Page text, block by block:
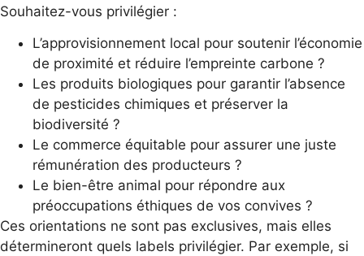
Souhaitez-vous privilégier :
L’approvisionnement local pour soutenir l’économie
de proximité et réduire l’empreinte carbone ?
Les produits biologiques pour garantir l’absence
de pesticides chimiques et préserver la
biodiversité ?
Le commerce équitable pour assurer une juste
rémunération des producteurs ?
Le bien-être animal pour répondre aux
préoccupations éthiques de vos convives ?
Ces orientations ne sont pas exclusives, mais elles
détermineront quels labels privilégier. Par exemple, si